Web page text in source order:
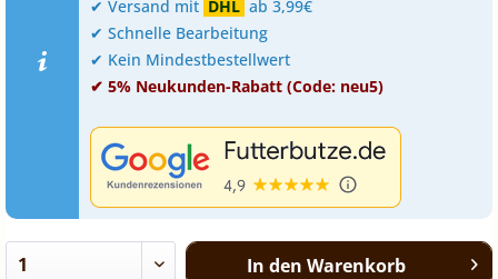
✔ Versand mit DHL ab 3,99€
✔ Schnelle Bearbeitung
✔ Kein Mindestbestellwert
✔ 5% Neukunden-Rabatt (Code: neu5)
In den Warenkorb